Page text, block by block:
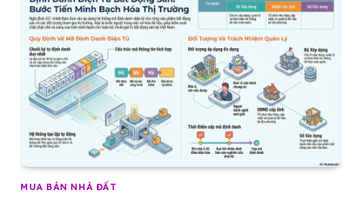
MUA BÁN NHÀ ĐẤT